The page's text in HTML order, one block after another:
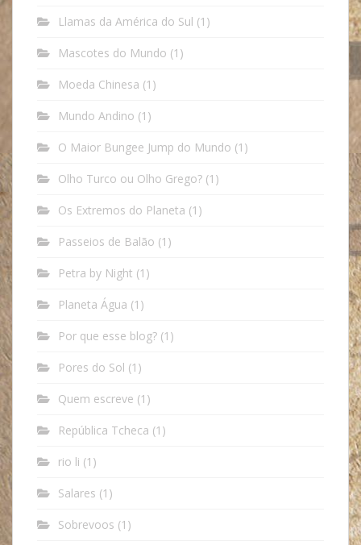
Llamas da América do Sul (1)
Mascotes do Mundo (1)
Moeda Chinesa (1)
Mundo Andino (1)
O Maior Bungee Jump do Mundo (1)
Olho Turco ou Olho Grego? (1)
Os Extremos do Planeta (1)
Passeios de Balão (1)
Petra by Night (1)
Planeta Água (1)
Por que esse blog? (1)
Pores do Sol (1)
Quem escreve (1)
República Tcheca (1)
rio li (1)
Salares (1)
Sobrevoos (1)